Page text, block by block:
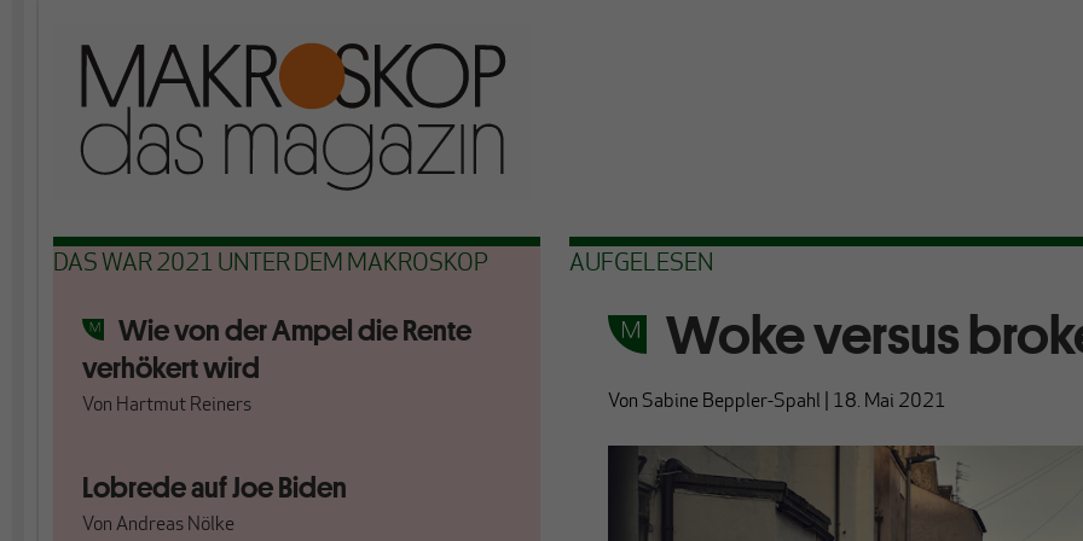
DAS WAR 2021 UNTER DEM MAKROSKOP
Wie von der Ampel die Rente
verhökert wird
Von Hartmut Reiners
Lobrede auf Joe Biden
Von Andreas Nölke
AUFGELESEN
Woke versus
Von Sabine Beppler-Spahl 18. Mai 2021